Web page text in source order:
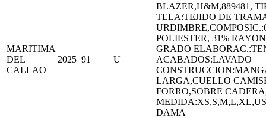
MARITIMA
DEL
CALLAO
2025 91 U
BLAZER,H&M,889481,
TELA:TEJIDO DE
POLIESTER, 31%
GRADO
ACABADOS:LAVADO
LARGA,CUELLO
FORRO,SOBRE
DAMA